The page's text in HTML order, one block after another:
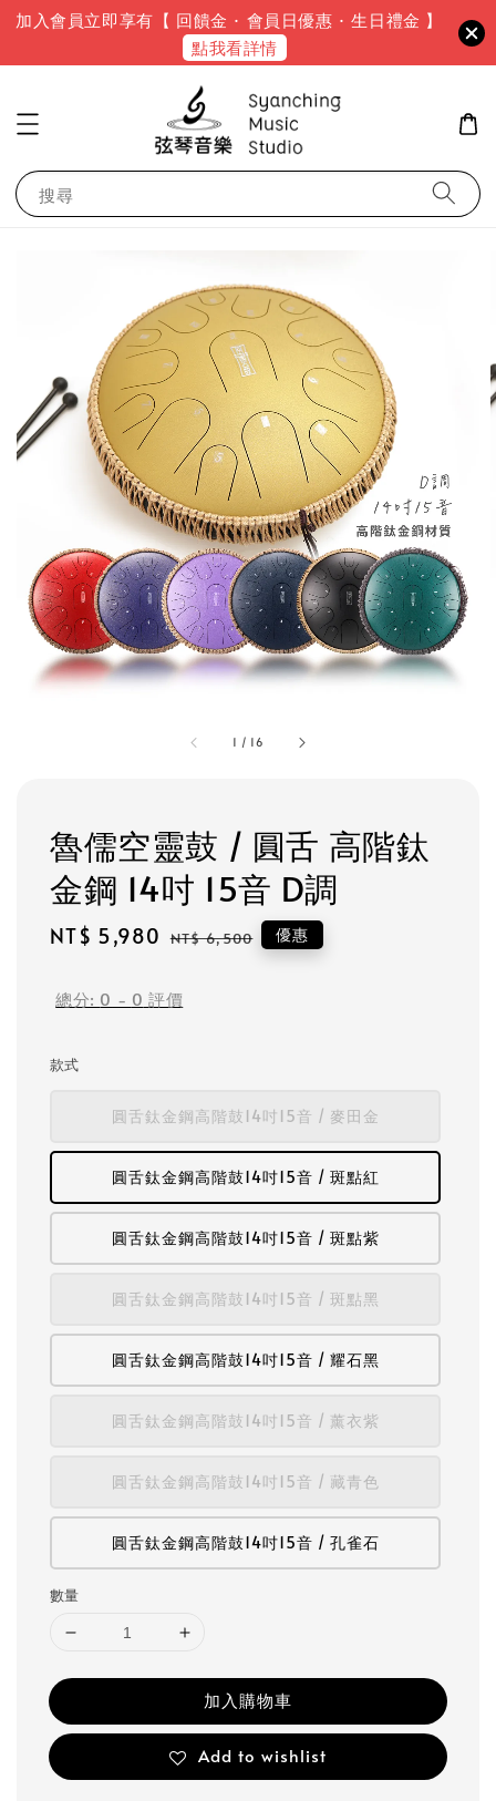
加入會員立即享有【 回饋金 · 會員日優惠 · 生日禮金 】
點我看詳情
搜尋
1 / 16
魯儒空靈鼓 / 圓舌 高階鈦
金鋼 14吋 15音 D調
Sale
NT$ 5,980 Regular
NT$ 6,500 優惠
總分: 0 - 0 評價
款式
圓舌鈦金鋼高階鼓14吋15音 / 麥田金
圓舌鈦金鋼高階鼓14吋15音 / 斑點紅
圓舌鈦金鋼高階鼓14吋15音 / 斑點紫
圓舌鈦金鋼高階鼓14吋15音 / 斑點黑
圓舌鈦金鋼高階鼓14吋15音 / 耀石黑
圓舌鈦金鋼高階鼓14吋15音 / 薰衣紫
圓舌鈦金鋼高階鼓14吋15音 / 藏青色
圓舌鈦金鋼高階鼓14吋15音 / 孔雀石
數量
加入購物車
Add to wishlist